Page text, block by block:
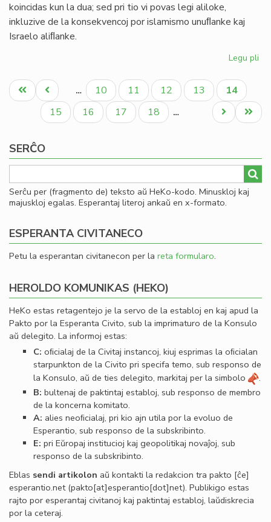
koincidas kun la dua; sed pri tio vi povas legi aliloke,
inkluzive de la konsekvencoj por islamismo unuﬂanke kaj
Israelo aliﬂanke.
Legu pli
la
Pagination
Unua
paĝo
Antaŭa
paĝo
… Paĝo
10 Paĝo
11 Paĝo
12 Paĝo
13
Aktuala
paĝo
14
Paĝo
15 Paĝo
16 Paĝo
17 Paĝo
18 …
Last
page
Next
page
SERĈO
Serĉu per (fragmento de) teksto aŭ HeKo-kodo. Minuskloj kaj
majuskloj egalas. Esperantaj literoj ankaŭ en x-formato.
ESPERANTA CIVITANECO
Petu la esperantan civitanecon per la reta formularo.
HEROLDO KOMUNIKAS (HEKO)
HeKo estas retagentejo je la servo de la establoj en kaj apud la
Pakto por la Esperanta Civito, sub la imprimaturo de la Konsulo
aŭ delegito. La informoj estas:
C: oﬁcialaj de la Civitaj instancoj, kiuj esprimas la oﬁcialan
starpunkton de la Civito pri specifa temo, sub responso de
la Konsulo, aŭ de ties delegito, markitaj per la simbolo
.
B: bultenaj de paktintaj establoj, sub responso de membro
de la koncerna komitato.
A: alies neoﬁcialaj, pri kio ajn utila por la evoluo de
Esperantio, sub responso de la subskribinto.
E: pri Eŭropaj institucioj kaj geopolitikaj novaĵoj, sub
responso de la subskribinto.
Eblas sendi artikolon aŭ kontakti la redakcion tra pakto [ĉe]
esperantio.net(pakto[at]esperantio[dot]net). Publikigo estas
rajto por esperantaj civitanoj kaj paktintaj establoj, laŭdiskrecia
por la ceteraj.